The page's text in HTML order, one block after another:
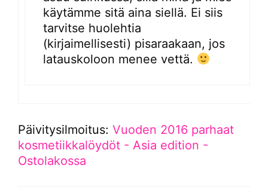
käytämme sitä aina siellä. Ei siis
tarvitse huolehtia
(kirjaimellisesti) pisaraakaan, jos
latauskoloon menee vettä.
Päivitysilmoitus: Vuoden 2016 parhaat
kosmetiikkalöydöt - Asia edition -
Ostolakossa